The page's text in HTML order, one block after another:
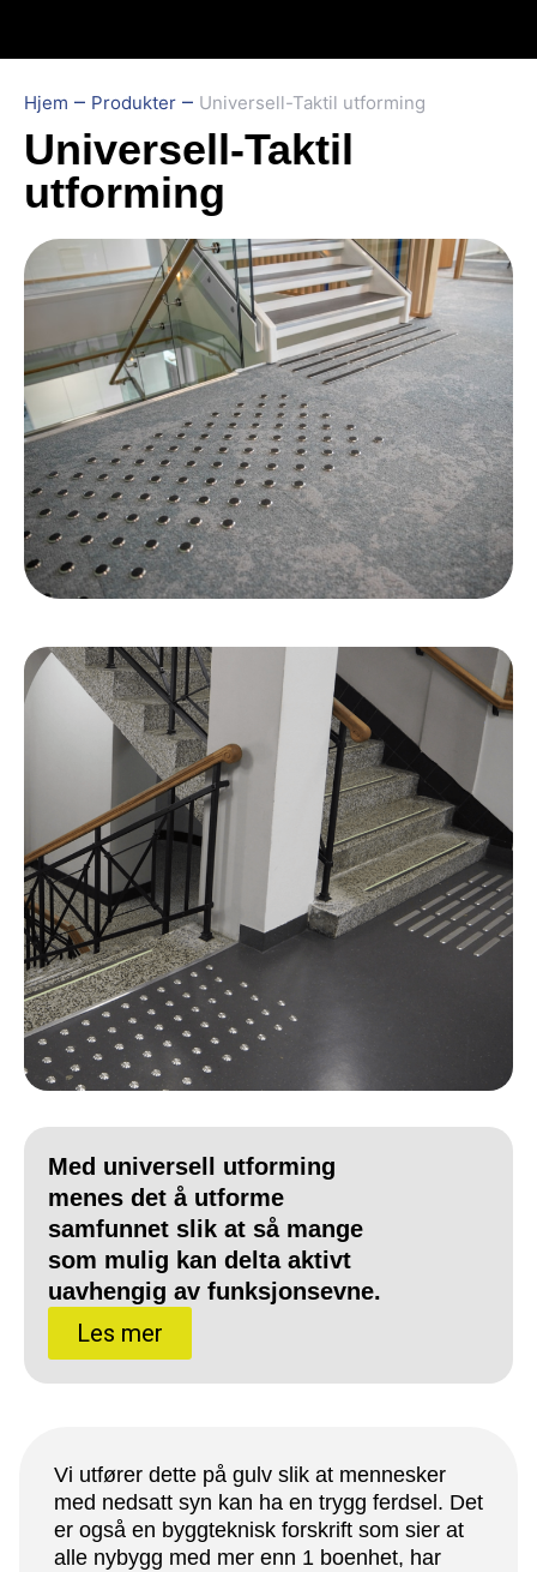
Hjem – Produkter – Universell-Taktil utforming
Universell-Taktil
utforming
Med universell utforming
menes det å utforme
samfunnet slik at så mange
som mulig kan delta aktivt
uavhengig av funksjonsevne.
Les mer
Vi utfører dette på gulv slik at mennesker
med nedsatt syn kan ha en trygg ferdsel. Det
er også en byggteknisk forskrift som sier at
alle nybygg med mer enn 1 boenhet, har